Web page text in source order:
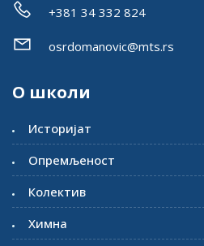
+381 34 332 824
osrdomanovic@mts.rs
О школи
Историјат
Опремљеност
Колектив
Химна